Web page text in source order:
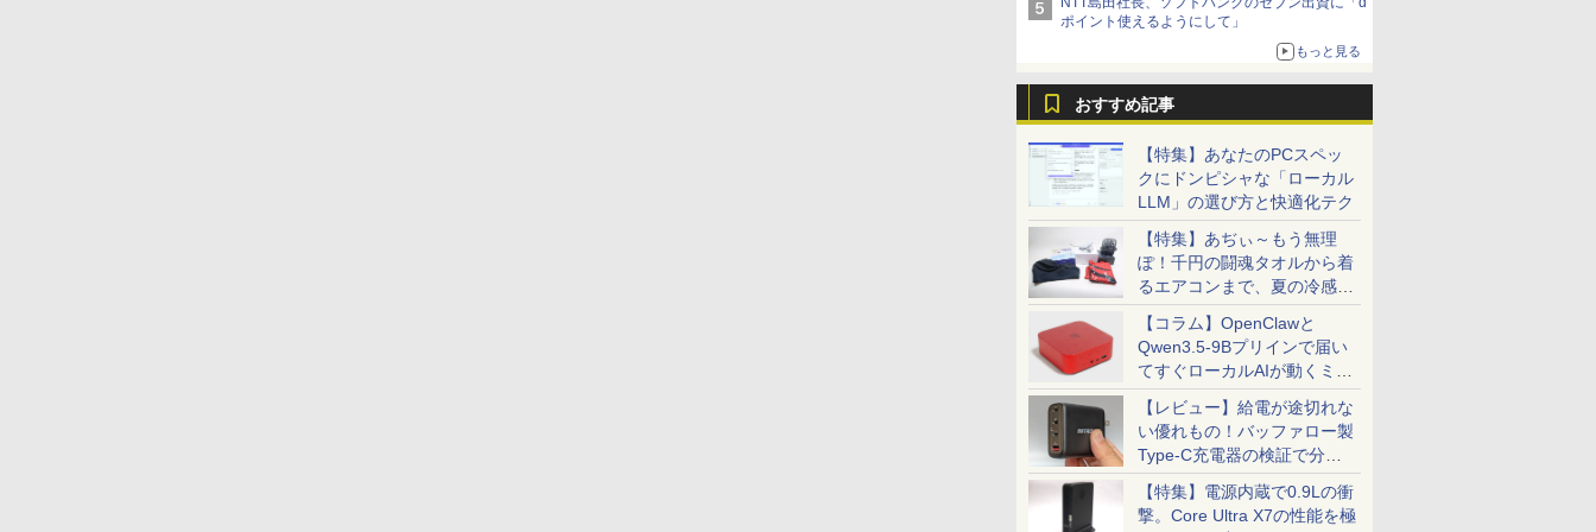
ポイント使えるようにして」
もっと見る
おすすめ記事
【特集】あなたのPCスペッ
クにドンピシャな「ローカル
LLM」の選び方と快適化テク
【特集】あぢぃ～もう無理
ぽ！千円の闘魂タオルから着
るエアコンまで、夏の冷感グ
ッズ一挙紹介
【コラム】OpenClawと
Qwen3.5-9Bプリインで届い
てすぐローカルAIが動くミニ
PC「SER9 Pro」
【レビュー】給電が途切れな
い優れもの！バッファロー製
Type-C充電器の検証で分か
ったこと
【特集】電源内蔵で0.9Lの衝
撃。Core Ultra X7の性能を極